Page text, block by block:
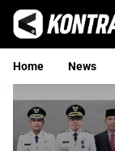
Langsung
konten
Home
News